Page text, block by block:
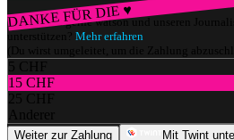
DANKE FÜR DIE ♥
Würdest du gerne watson und unseren
unterstützen? Mehr erfahren
(Du wirst umgeleitet, um die Zahlung
5 CHF
15 CHF
25 CHF
Anderer
Weiter zur Zahlung
Mit Twint